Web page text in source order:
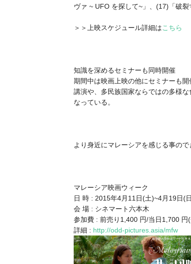
ヴァ ~ UFO を探して~」、(17)「破
＞＞上映スケジュール詳細はこちら
知識を深めるセミナーも同時開催
期間中は映画上映の他にセミナーも
講演や、多民族国家ならではの多様
なっている。
より身近にマレーシアを感じる事の
マレーシア映画ウィーク
日 時 : 2015年4月11日(土)~4月19日(
会 場 : シネマート六本木
参加費 : 前売り1,400 円/当日1,700 円
詳細 : http://odd-pictures.asia/mfw